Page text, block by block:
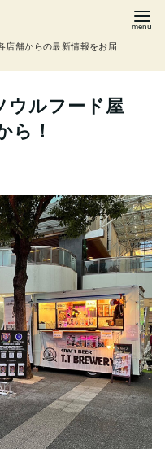
店舗からの最新情報をお届
ウルフード屋
ら！